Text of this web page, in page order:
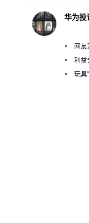
华为投
网友
利益
师驱逐
玩具